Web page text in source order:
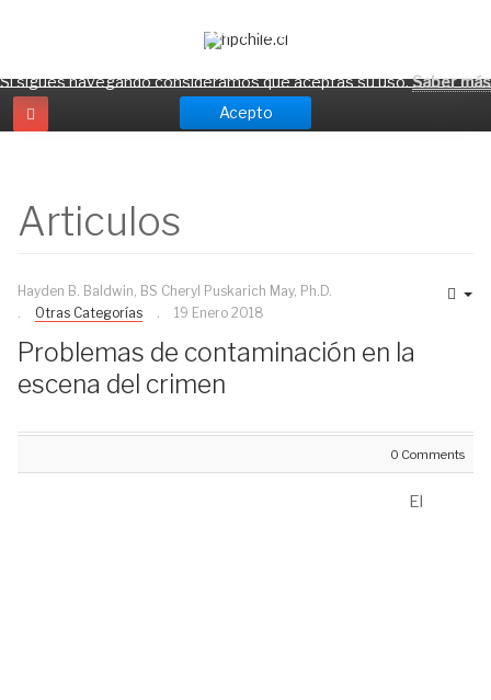
Articulos
Hayden B. Baldwin, BS Cheryl Puskarich May, Ph.D.
Otras Categorías
19 Enero 2018
Problemas de contaminación en la
escena del crimen
0 Comments
El
¡Atención! hpchile.cl usa cookies para ofrecerte
una mejor experiencia.
Si sigues navegando consideramos que aceptas su uso.Saber más
Acepto